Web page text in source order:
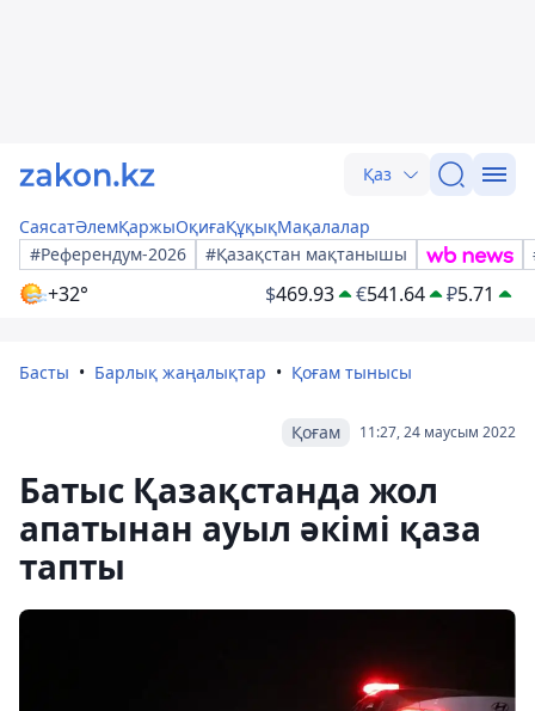
Қаз
СаясатӘлемҚаржыОқиғаҚұқықМақалалар
#Референдум-2026
#Қазақстан мақтанышы
+32° $469.93 €541.64 ₽5.71
Басты Барлық жаңалықтар Қоғам тынысы
11:27, 24 маусым 2022
Қоғам
Батыс Қазақстанда жол
апатынан ауыл әкімі қаза
тапты